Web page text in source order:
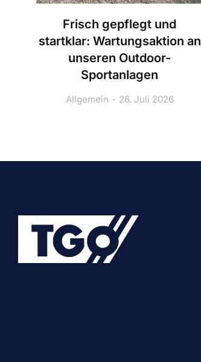
Frisch gepflegt und
startklar: Wartungsaktion an
unseren Outdoor-
Sportanlagen
Allgemein 26. Juli 2026